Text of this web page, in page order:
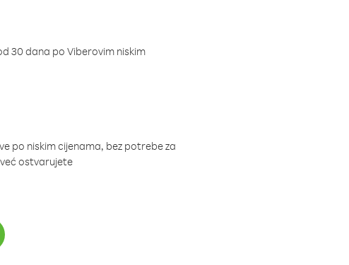
30 dana po Viberovim niskim
po niskim cijenama, bez potrebe za
ostvarujete